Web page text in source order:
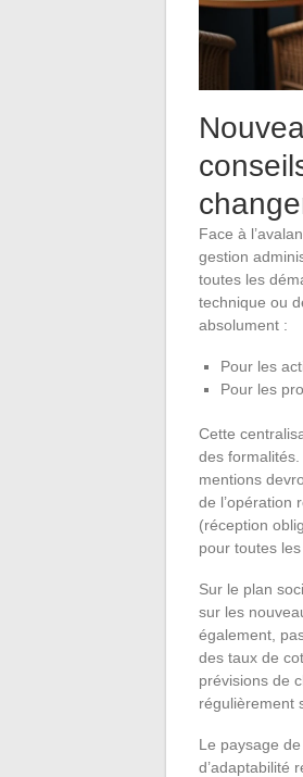
Face à
gestion
toutes les
technique ou
absolument :
Pour les
Pour les
Cette
des
mentions
de l’opération
(réception
pour toutes
Sur le plan
sur les
également,
des taux de
prévisions de
régulièrement
Le paysage
d’adaptabilité